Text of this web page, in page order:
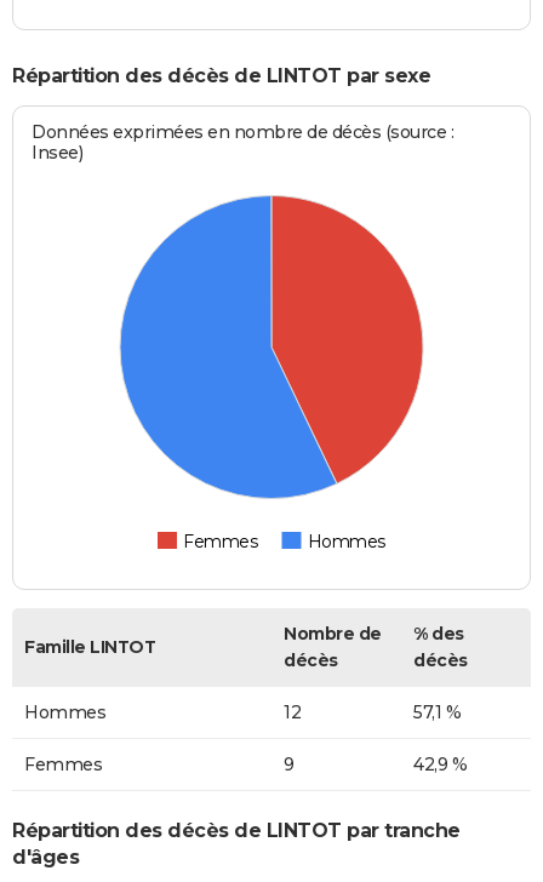
Répartition des décès de LINTOT par sexe
Données exprimées en nombre de décès (source :
Insee)
Femmes Hommes
Famille LINTOT
Nombre de
décès
% des
décès
Hommes 12 57,1 %
Femmes 9 42,9 %
Répartition des décès de LINTOT par tranche
d'âges